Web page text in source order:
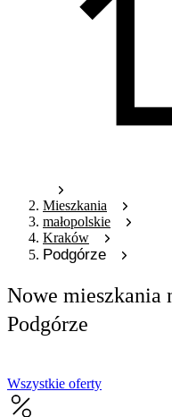
Mieszkania
małopolskie
Kraków
Podgórze
Nowe mieszkania
Podgórze
Wszystkie oferty